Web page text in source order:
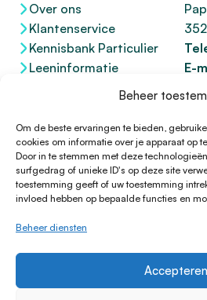
Beheer
Om de beste ervaringen te bieden,
cookies om informatie over je apparaat op
Door in te stemmen met deze
surfgedrag of unieke ID's op deze site
toestemming geeft of uw toestemming
invloed hebben op bepaalde functies en
Beheer diensten
Accepteren
Over ons
Klantenservice
Kennisbank Particulier
Leeninformatie
E-
© 1996 - 2026 Lening.nl
Privacy Policy
HTML Sitemap